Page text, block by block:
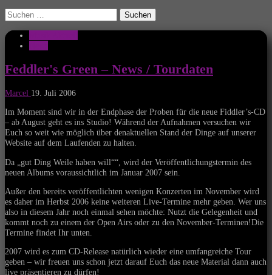
Suchen
nach:
Feddler's Green – News / Tourdaten
Marcel 19. Juli 2006
Im Moment sind wir in der Endphase der Proben für die neue Fiddler’s-CD
– ab August geht es ins Studio! Während der Aufnahmen versuchen wir
Euch so weit wie möglich über denaktuellen Stand der Dinge auf unserer
Website auf dem Laufenden zu halten.
Da „gut Ding Weile haben will““, wird der Veröffentlichungstermin des
neuen Albums voraussichtlich im Januar 2007 sein.
Außer den bereits veröffentlichten wenigen Konzerten im November wird
es daher im Herbst 2006 keine weiteren Live-Termine mehr geben. Wer uns
also in diesem Jahr noch einmal sehen möchte: Nutzt die Gelegenheit und
kommt noch zu einem der Open Airs oder zu den November-Terminen!Die
Termine findet Ihr unten.
2007 wird es zum CD-Release natürlich wieder eine umfangreiche Tour
geben – wir freuen uns schon jetzt darauf Euch das neue Material dann auch
live präsentieren zu dürfen!